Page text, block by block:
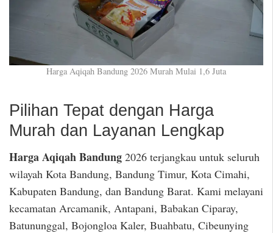
Harga Aqiqah Bandung 2026 Murah Mulai 1,6 Juta
Pilihan Tepat dengan Harga
Murah dan Layanan Lengkap
Harga Aqiqah Bandung 2026 terjangkau untuk seluruh
wilayah Kota Bandung, Bandung Timur, Kota Cimahi,
Kabupaten Bandung, dan Bandung Barat. Kami melayani
kecamatan Arcamanik, Antapani, Babakan Ciparay,
Batununggal, Bojongloa Kaler, Buahbatu, Cibeunying